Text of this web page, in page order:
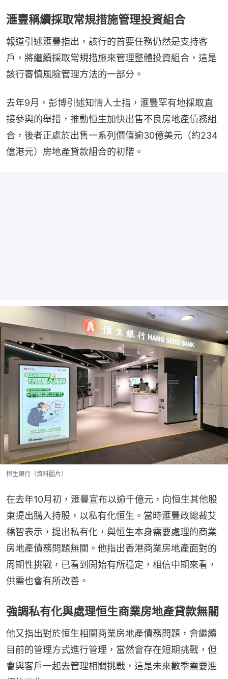
滙豐稱續採取常規措施管理投資組合
報道引述滙豐指出，該行的首要任務仍然是支持客
戶，將繼續採取常規措施來管理整體投資組合，這是
該行審慎風險管理方法的一部分。
去年9月，彭博引述知情人士指，滙豐罕有地採取直
接參與的舉措，推動恒生加快出售不良房地產債務組
合，後者正處於出售一系列價值逾30億美元（約234
億港元）房地產貸款組合的初階。
恒生銀行（資料圖片）
在去年10月初，滙豐宣布以逾千億元，向恒生其他股
東提出購入持股，以私有化恒生。當時滙豐政總裁艾
橋智表示，提出私有化，與恒生本身需要處理的商業
房地產債務問題無關。他指出香港商業房地產面對的
周期性挑戰，已看到開始有所穩定，相信中期來看，
供需也會有所改善。
強調私有化與處理恒生商業房地產貸款無關
他又指出對於恒生相關商業房地產債務問題，會繼續
目前的管理方式進行管理，當然會存在短期挑戰，但
會與客戶一起去管理相關挑戰，這是未來數季需要進